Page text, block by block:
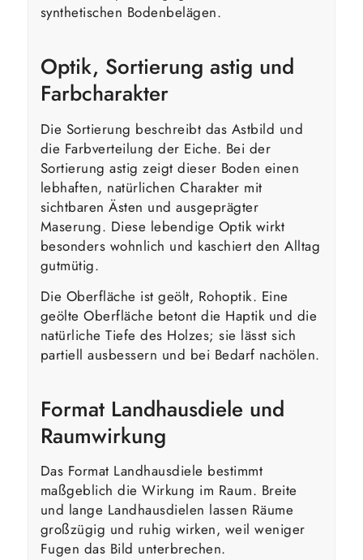
synthetischen Bodenbelägen.
Optik, Sortierung astig und
Farbcharakter
Die Sortierung beschreibt das Astbild und
die Farbverteilung der Eiche. Bei der
Sortierung astig zeigt dieser Boden einen
lebhaften, natürlichen Charakter mit
sichtbaren Ästen und ausgeprägter
Maserung. Diese lebendige Optik wirkt
besonders wohnlich und kaschiert den Alltag
gutmütig.
Die Oberfläche ist geölt, Rohoptik. Eine
geölte Oberfläche betont die Haptik und die
natürliche Tiefe des Holzes; sie lässt sich
partiell ausbessern und bei Bedarf nachölen.
Format Landhausdiele und
Raumwirkung
Das Format Landhausdiele bestimmt
maßgeblich die Wirkung im Raum. Breite
und lange Landhausdielen lassen Räume
großzügig und ruhig wirken, weil weniger
Fugen das Bild unterbrechen.